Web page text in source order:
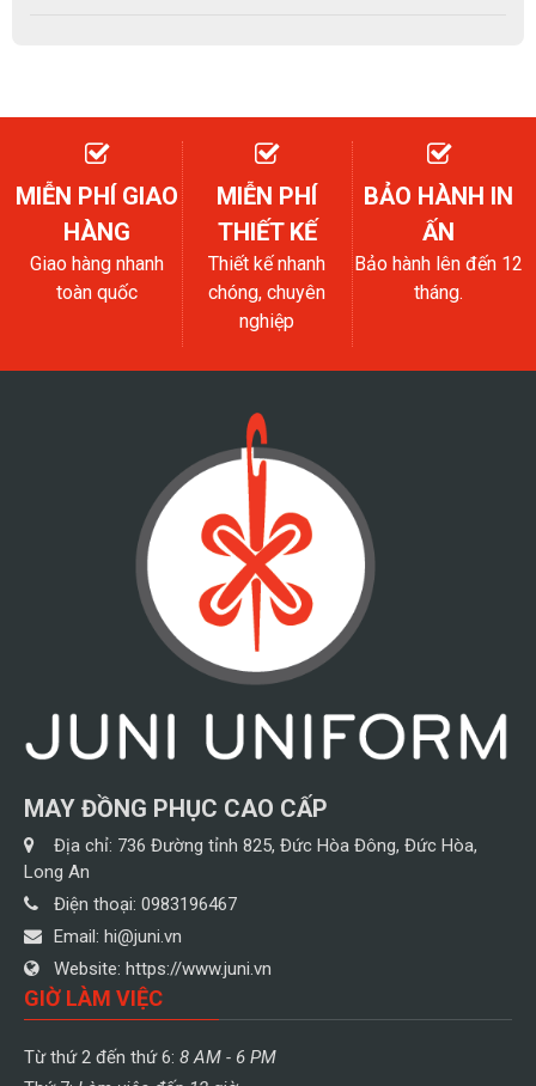
MIỄN PHÍ GIAO
HÀNG
Giao hàng nhanh
toàn quốc
MIỄN PHÍ
THIẾT KẾ
Thiết kế nhanh
chóng, chuyên
nghiệp
BẢO HÀNH IN
ẤN
Bảo hành lên đến 12
tháng.
MAY ĐỒNG PHỤC CAO CẤP
Địa chỉ: 736 Đường tỉnh 825, Đức Hòa Đông, Đức Hòa,
Long An
Điện thoại: 0983196467
Email: hi@juni.vn
Website: https://www.juni.vn
GIỜ LÀM VIỆC
Từ thứ 2 đến thứ 6: 8 AM - 6 PM